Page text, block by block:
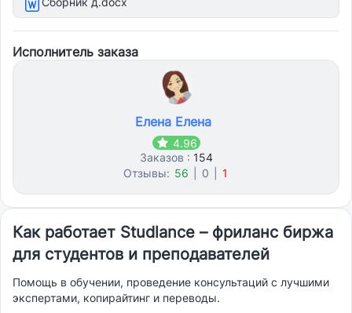
Исполнитель заказа
Елена Елена
4.96
Заказов : 154
Отзывы: 56 0 1
Как работает Studlance – фриланс биржа
для студентов и преподавателей
Помощь в обучении, проведение консультаций с лучшими
экспертами, копирайтинг и переводы.